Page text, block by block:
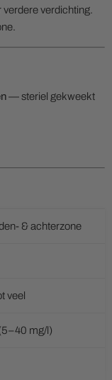
verdichting.
— steriel gekweekt
& achterzone
veel
mg/l)